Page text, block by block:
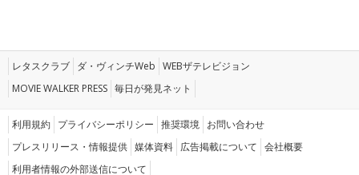
レタスクラブ ダ・ヴィンチWeb WEBザテレビジョン
MOVIE WALKER PRESS 毎日が発見ネット
利用規約 プライバシーポリシー 推奨環境 お問い合わせ
プレスリリース・情報提供 媒体資料 広告掲載について 会社概要
利用者情報の外部送信について